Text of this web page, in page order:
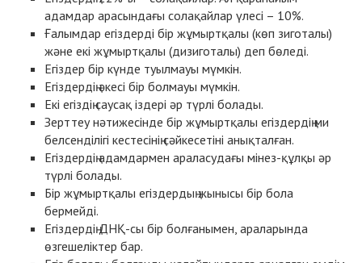
адамдар арасындағы солақайлар үлесі – 10%.
Ғалымдар егіздерді бір жұмыртқалы (көп зиготалы)
және екі жұмыртқалы (дизиготалы) деп бөледі.
Егіздер бір күнде туылмауы мүмкін.
Егіздердің әкесі бір болмауы мүмкін.
Екі егіздің саусақ іздері әр түрлі болады.
Зерттеу нәтижесінде бір жұмыртқалы егіздердің ми
белсенділігі кестесінің сәйкесетіні анықталған.
Егіздердің адамдармен араласудағы мінез-құлқы әр
түрлі болады.
Бір жұмыртқалы егіздердың жынысы бір бола
бермейді.
Егіздердің ДНҚ-сы бір болғанымен, араларында
өзгешеліктер бар.